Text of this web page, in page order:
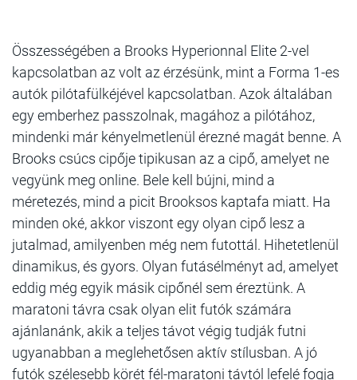
Összességében a Brooks Hyperionnal Elite 2-vel
kapcsolatban az volt az érzésünk, mint a Forma 1-es
autók pilótafülkéjével kapcsolatban. Azok általában
egy emberhez passzolnak, magához a pilótához,
mindenki már kényelmetlenül érezné magát benne. A
Brooks csúcs cipője tipikusan az a cipő, amelyet ne
vegyünk meg online. Bele kell bújni, mind a
méretezés, mind a picit Brooksos kaptafa miatt. Ha
minden oké, akkor viszont egy olyan cipő lesz a
jutalmad, amilyenben még nem futottál. Hihetetlenül
dinamikus, és gyors. Olyan futásélményt ad, amelyet
eddig még egyik másik cipőnél sem éreztünk. A
maratoni távra csak olyan elit futók számára
ajánlanánk, akik a teljes távot végig tudják futni
ugyanabban a meglehetősen aktív stílusban. A jó
futók szélesebb körét fél-maratoni távtól lefelé fogja